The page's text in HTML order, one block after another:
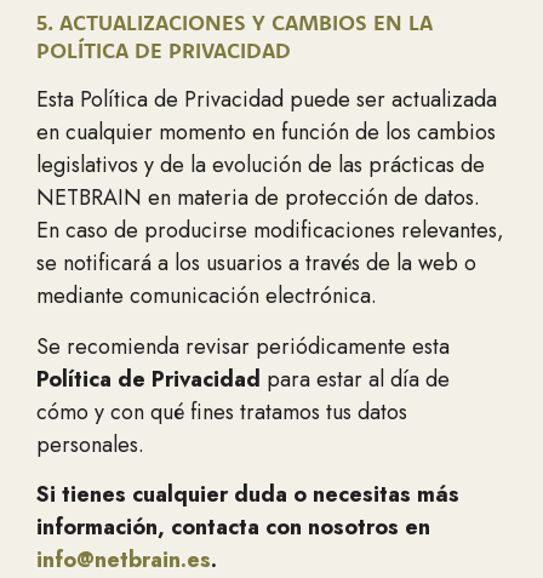
5. ACTUALIZACIONES Y CAMBIOS EN LA
POLÍTICA DE PRIVACIDAD
Esta Política de Privacidad puede ser actualizada
en cualquier momento en función de los cambios
legislativos y de la evolución de las prácticas de
NETBRAIN en materia de protección de datos.
En caso de producirse modificaciones relevantes,
se notificará a los usuarios a través de la web o
mediante comunicación electrónica.
Se recomienda revisar periódicamente esta
Política de Privacidad para estar al día de
cómo y con qué fines tratamos tus datos
personales.
Si tienes cualquier duda o necesitas más
información, contacta con nosotros en
info@netbrain.es.